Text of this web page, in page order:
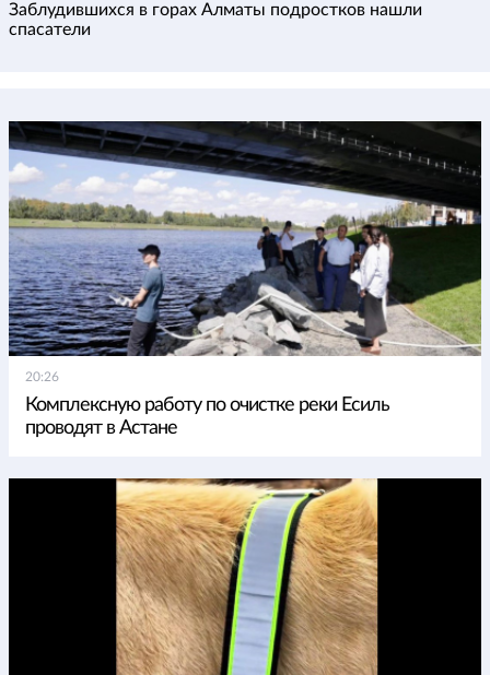
Заблудившихся в горах Алматы подростков нашли
спасатели
20:26
Комплексную работу по очистке реки Есиль
проводят в Астане